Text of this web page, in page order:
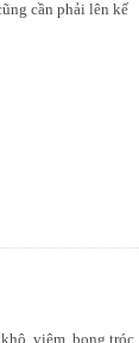
cần phải lên kế